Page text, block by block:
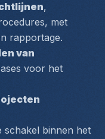
,
met
rapportage.
van
voor het
schakel binnen het